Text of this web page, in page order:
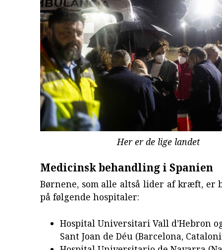
Her er de lige landet
Medicinsk behandling i Spanien
Børnene, som alle altså lider af kræft, er
på følgende hospitaler:
Hospital Universitari Vall d’Hebron
Sant Joan de Déu (Barcelona,